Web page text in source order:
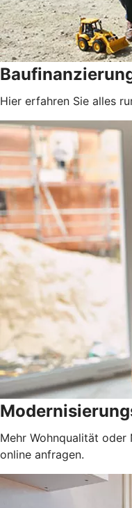
Hier erfahren Sie alles
Mehr Wohnqualität oder
online anfragen.